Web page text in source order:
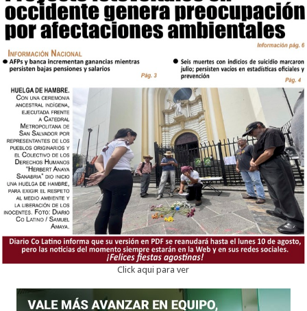
Click aqui para ver